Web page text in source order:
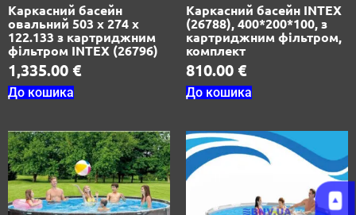
Каркасний басейн
овальний 503 х 274 х
122.133 з картриджним
фільтром INTEX (26796)
1,335.00 €
До кошика
Каркасний басейн INTEX
(26788), 400*200*100, з
картриджним фільтром,
комплект
810.00 €
До кошика